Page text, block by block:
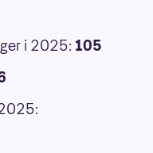
i 2025: 105